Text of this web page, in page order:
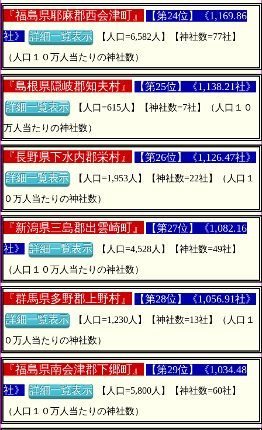
『福島県耶麻郡西会津町』
【第24位】《1,169.86
社》
詳細一覧表示
（人口１０万人当たりの神社数）
『島根県隠岐郡知夫村』
【第25位】《1,138.21社》
詳細一覧表示
万人当たりの神社数）
『長野県下水内郡栄村』
【第26位】《1,126.47社》
詳細一覧表示
０万人当たりの神社数）
『新潟県三島郡出雲崎町』
【第27位】《1,082.16
社》
詳細一覧表示
（人口１０万人当たりの神社数）
『群馬県多野郡上野村』
【第28位】《1,056.91社》
詳細一覧表示
０万人当たりの神社数）
『福島県南会津郡下郷町』
【第29位】《1,034.48
社》
詳細一覧表示
（人口１０万人当たりの神社数）